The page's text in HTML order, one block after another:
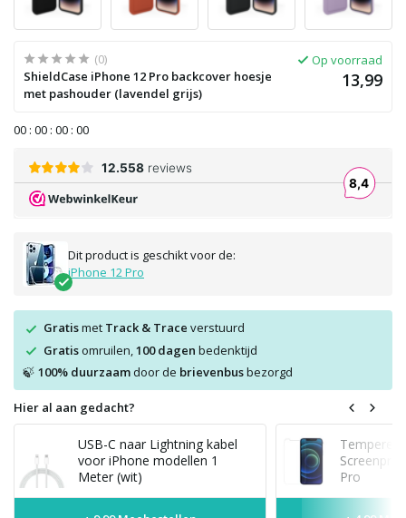
(0)
ShieldCase iPhone 12 Pro backcover hoesje
met pashouder (lavendel grijs)
Op voorraad
13,99
00 : 00 : 00 : 00
Dit product is geschikt voor de:
iPhone 12 Pro
Gratismet Track & Trace verstuurd
Gratisomruilen, 100 dagen bedenktijd
🍃 100% duurzaamdoor de brievenbusbezorgd
Hier al aan gedacht?
USB-C naar Lightning kabel
voor iPhone modellen 1
Meter (wit)
Tempered
Pro